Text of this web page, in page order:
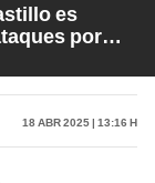
es
por
con Pedro
18 Abr 2025 | 13:16 h